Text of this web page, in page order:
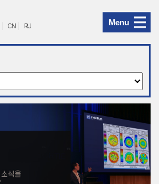
아
리
안
과
CN RU Menu